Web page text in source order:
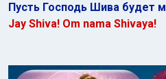
Пусть Господь Шива будет
Jay Shiva! Om nama Shivaya!